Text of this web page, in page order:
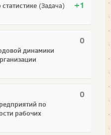
+1
(Задача)
0
динамики
0
по
рабочих